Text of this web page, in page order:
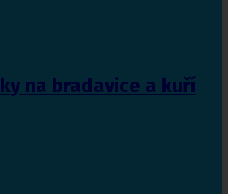
na bradavice a kuří